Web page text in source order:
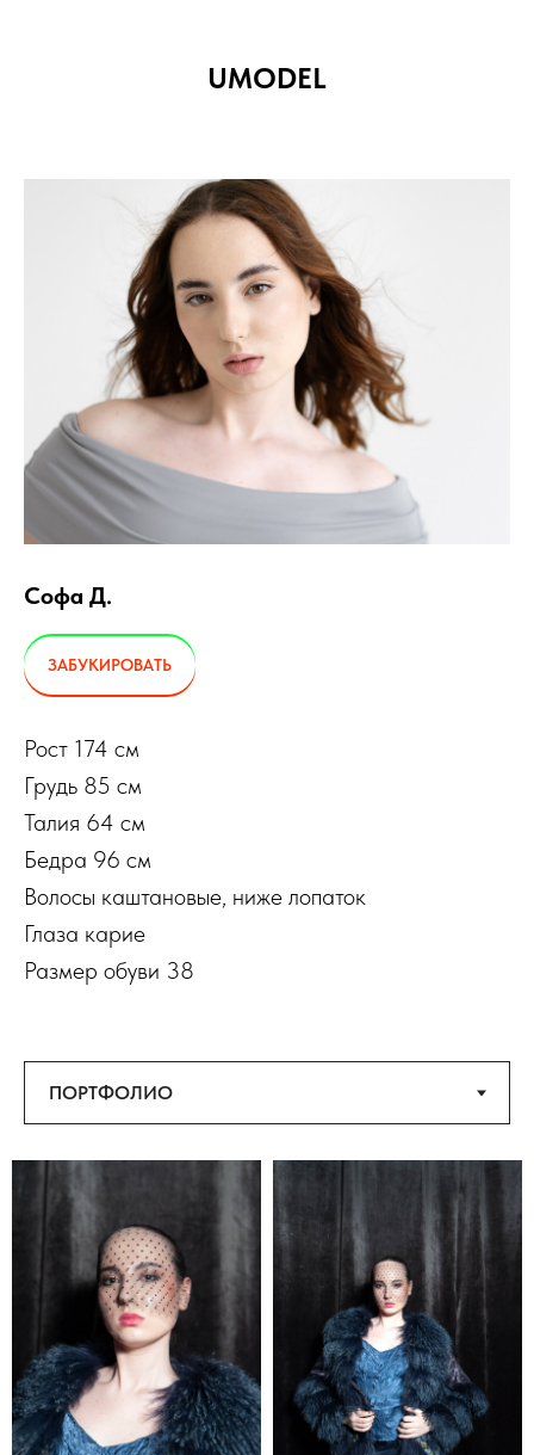
UMODEL
Софа Д.
ЗАБУКИРОВАТЬ
Рост 174 см
Грудь 85 см
Талия 64 см
Бедра 96 см
Волосы каштановые, ниже лопаток
Глаза карие
Размер обуви 38